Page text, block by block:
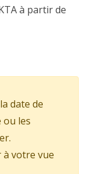
à partir de
date de
ou les
à votre vue